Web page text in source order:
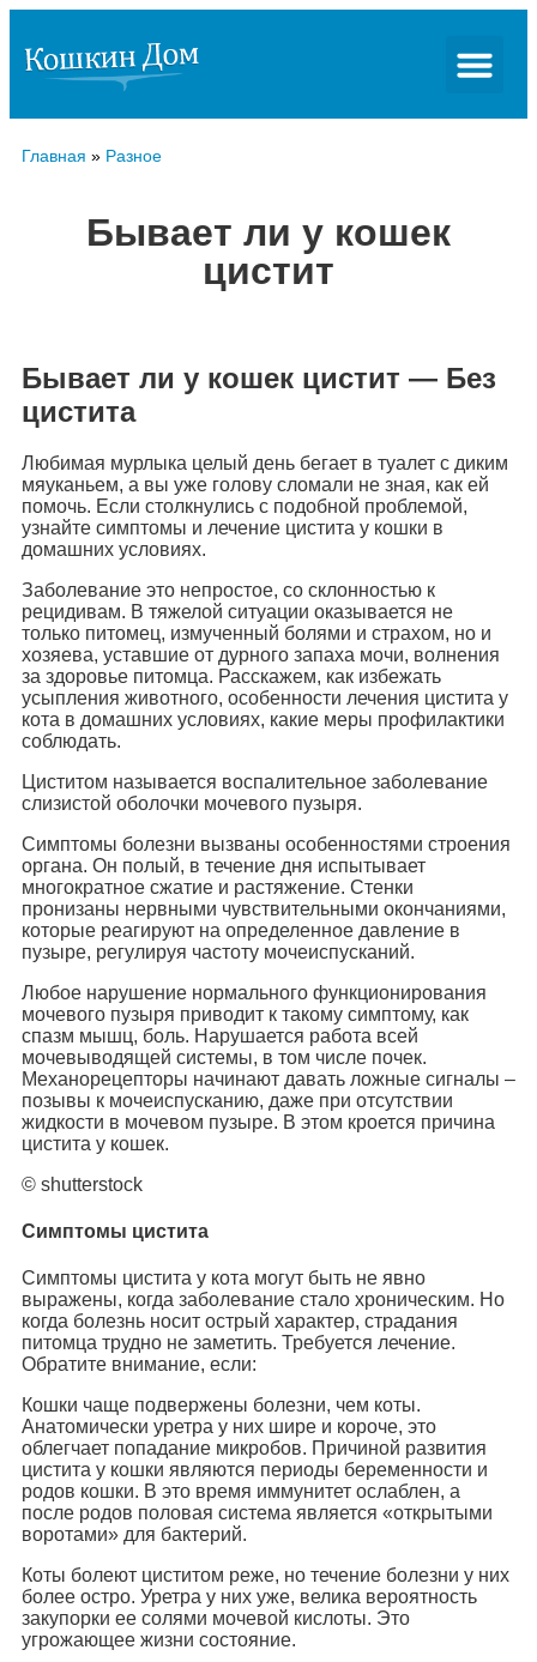
Главная » Разное
Бывает ли у кошек
цистит
Бывает ли у кошек цистит — Без
цистита
Любимая мурлыка целый день бегает в туалет с диким
мяуканьем, а вы уже голову сломали не зная, как ей
помочь. Если столкнулись с подобной проблемой,
узнайте симптомы и лечение цистита у кошки в
домашних условиях.
Заболевание это непростое, со склонностью к
рецидивам. В тяжелой ситуации оказывается не
только питомец, измученный болями и страхом, но и
хозяева, уставшие от дурного запаха мочи, волнения
за здоровье питомца. Расскажем, как избежать
усыпления животного, особенности лечения цистита у
кота в домашних условиях, какие меры профилактики
соблюдать.
Циститом называется воспалительное заболевание
слизистой оболочки мочевого пузыря.
Симптомы болезни вызваны особенностями строения
органа. Он полый, в течение дня испытывает
многократное сжатие и растяжение. Стенки
пронизаны нервными чувствительными окончаниями,
которые реагируют на определенное давление в
пузыре, регулируя частоту мочеиспусканий.
Любое нарушение нормального функционирования
мочевого пузыря приводит к такому симптому, как
спазм мышц, боль. Нарушается работа всей
мочевыводящей системы, в том числе почек.
Механорецепторы начинают давать ложные сигналы –
позывы к мочеиспусканию, даже при отсутствии
жидкости в мочевом пузыре. В этом кроется причина
цистита у кошек.
© shutterstock
Симптомы цистита
Симптомы цистита у кота могут быть не явно
выражены, когда заболевание стало хроническим. Но
когда болезнь носит острый характер, страдания
питомца трудно не заметить. Требуется лечение.
Обратите внимание, если:
Кошки чаще подвержены болезни, чем коты.
Анатомически уретра у них шире и короче, это
облегчает попадание микробов. Причиной развития
цистита у кошки являются периоды беременности и
родов кошки. В это время иммунитет ослаблен, а
после родов половая система является «открытыми
воротами» для бактерий.
Коты болеют циститом реже, но течение болезни у них
более остро. Уретра у них уже, велика вероятность
закупорки ее солями мочевой кислоты. Это
угрожающее жизни состояние.